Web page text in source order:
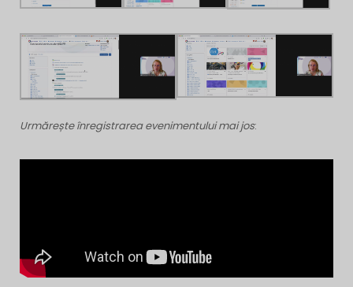
Urmărește înregistrarea evenimentului mai jos: